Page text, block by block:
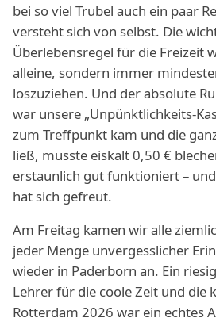
bei so viel Trubel auch ein paar
versteht sich von selbst. Die
Überlebensregel für die Freizeit
alleine, sondern immer
loszuziehen. Und der absolute
war unsere „Unpünktlichkeits-
zum Treffpunkt kam und die
ließ, musste eiskalt 0,50 €
erstaunlich gut funktioniert –
hat sich gefreut.
Am Freitag kamen wir alle
jeder Menge unvergesslicher
wieder in Paderborn an. Ein
Lehrer für die coole Zeit und die
Rotterdam 2026 war ein echtes